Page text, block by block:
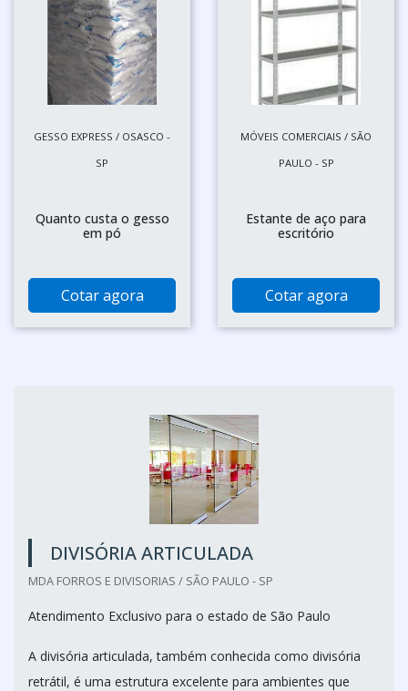
GESSO EXPRESS / OSASCO -
SP
Quanto custa o gesso
em pó
Cotar agora
MÓVEIS COMERCIAIS / SÃO
PAULO - SP
Estante de aço para
escritório
Cotar agora
DIVISÓRIA ARTICULADA
MDA FORROS E DIVISORIAS / SÃO PAULO - SP
Atendimento Exclusivo para o estado de São Paulo
A divisória articulada, também conhecida como divisória
retrátil, é uma estrutura excelente para ambientes que